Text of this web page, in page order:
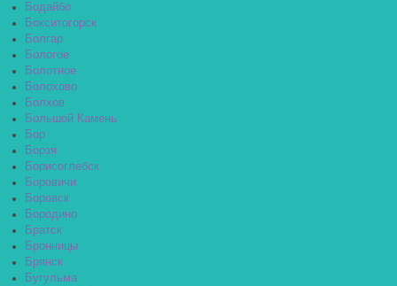
Бодайбо
Бокситогорск
Болгар
Бологое
Болотное
Болохово
Болхов
Большой Камень
Бор
Борзя
Борисоглебск
Боровичи
Боровск
Бородино
Братск
Бронницы
Брянск
Бугульма